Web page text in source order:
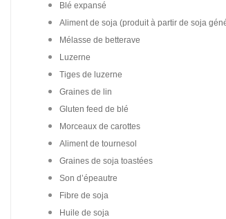
Blé expansé
Aliment de soja (produit à partir de soja
Mélasse de betterave
Luzerne
Tiges de luzerne
Graines de lin
Gluten feed de blé
Morceaux de carottes
Aliment de tournesol
Graines de soja toastées
Son d’épeautre
Fibre de soja
Huile de soja